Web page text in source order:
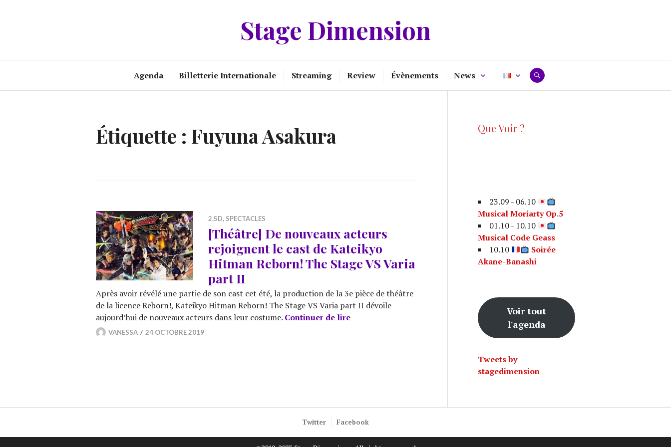
Stage Dimension
Agenda Billetterie Internationale Streaming Review Évènements News RECHERCHE
Étiquette : Fuyuna Asakura
2.5D, SPECTACLES
[Théâtre] De nouveaux acteurs
rejoignent le cast de Kateikyo
Hitman Reborn! The Stage VS Varia
part II
Après avoir révélé une partie de son cast cet été, la production de la 3e pièce de théâtre
de la licence Reborn!, Kateikyo Hitman Reborn! The Stage VS Varia part II dévoile
aujourd’hui de nouveaux acteurs dans leur costume. Continuer de lire[Théâtre] De nouveaux acteurs rejoignent le cast de Kateikyo Hitman Reborn! The
VANESSA 24 OCTOBRE 2019
Que Voir ?
23.09 - 06.10
Musical Moriarty Op.5
01.10 - 10.10
Musical Code Geass
10.10
Soirée
Akane-Banashi
Voir tout
l'agenda
Tweets by
stagedimension
Twitter Facebook